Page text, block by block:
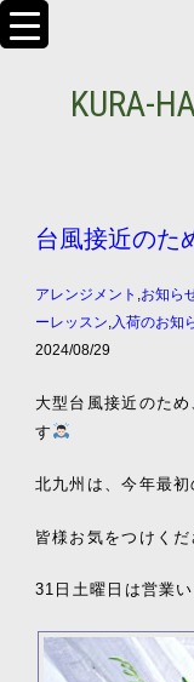
KURA-
台風接近のた
アレンジメント ,お知ら
ーレッスン,入荷のお知
2024/08/29
大型台風接近のため
す
北九州は、今年最初
皆様お気をつけくだ
31日土曜日は営業